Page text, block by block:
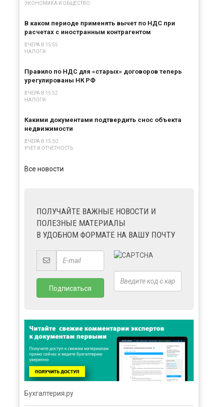
ЭКОНОМИКА И ОБЩЕСТВО
В каком периоде применять вычет по НДС при
расчетах с иностранным контрагентом
ВЧЕРА В 15:55
НАЛОГИ
Правило по НДС для «старых» договоров теперь
урегулированы НК РФ
ВЧЕРА В 15:52
НАЛОГИ
Какими документами подтвердить снос объекта
недвижимости
ВЧЕРА В 15:30
УЧЕТ И ОТЧЕТНОСТЬ
Все новости
ПОЛУЧАЙТЕ ВАЖНЫЕ НОВОСТИ И
ПОЛЕЗНЫЕ МАТЕРИАЛЫ
В УДОБНОМ ФОРМАТЕ НА ВАШУ ПОЧТУ
Бухгалтерия.ру